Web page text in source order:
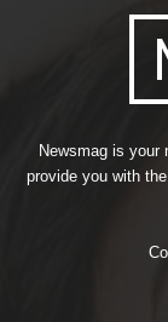
Newsmag is your
provide you with